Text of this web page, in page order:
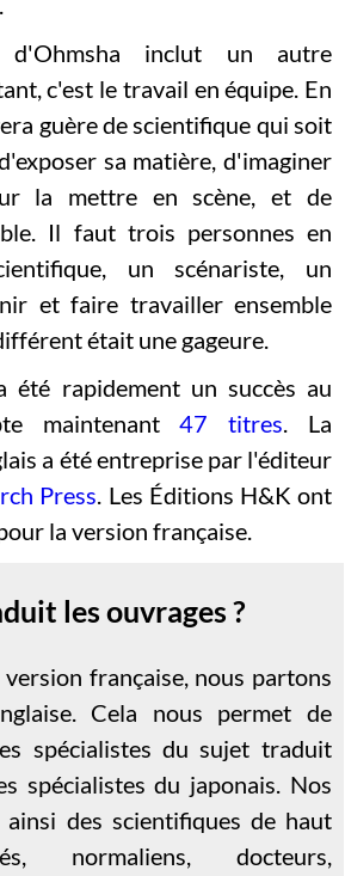
d'Ohmsha inclut un autre
c'est le travail en équipe. En
guère de scientifique qui soit
sa matière, d'imaginer
la mettre en scène, et de
Il faut trois personnes en
un scénariste, un
et faire travailler ensemble
était une gageure.
été rapidement un succès au
maintenant47 titres. La
a été entreprise par l'éditeur
Press. Les Éditions H&K ont
la version française.
les ouvrages ?
française, nous partons
Cela nous permet de
spécialistes du sujet traduit
spécialistes du japonais. Nos
des scientifiques de haut
normaliens, docteurs,